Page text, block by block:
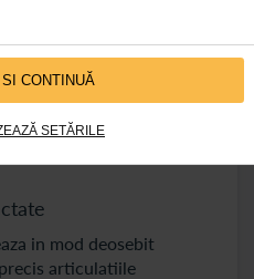
CONTINUĂ
SETĂRILE
de artrita, artrita
In alte cuvinte
este inflamata,
este un diferentiator
si alte tipuri de
in mod deosebit
articulatiile